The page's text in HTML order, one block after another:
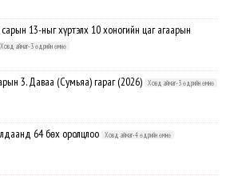
13-ныг хүртэлх 10 хоногийн цаг агаарын
Ховд аймаг-3 өдрийн өмнө
3. Даваа (Сумьяа) гараг (2026) Ховд аймаг-3 өдрийн өмнө
64 бөх оролцлоо Ховд аймаг-4 өдрийн өмнө